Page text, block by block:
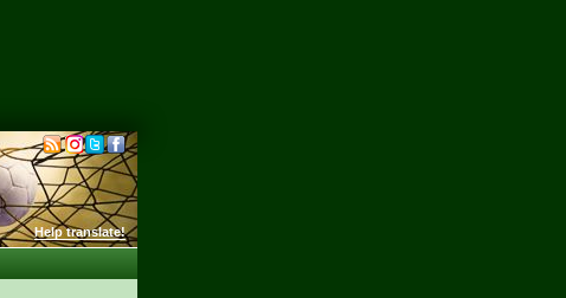
Help translate!